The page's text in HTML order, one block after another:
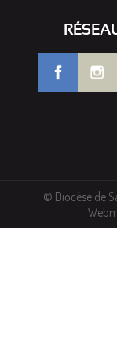
© Diocèse de